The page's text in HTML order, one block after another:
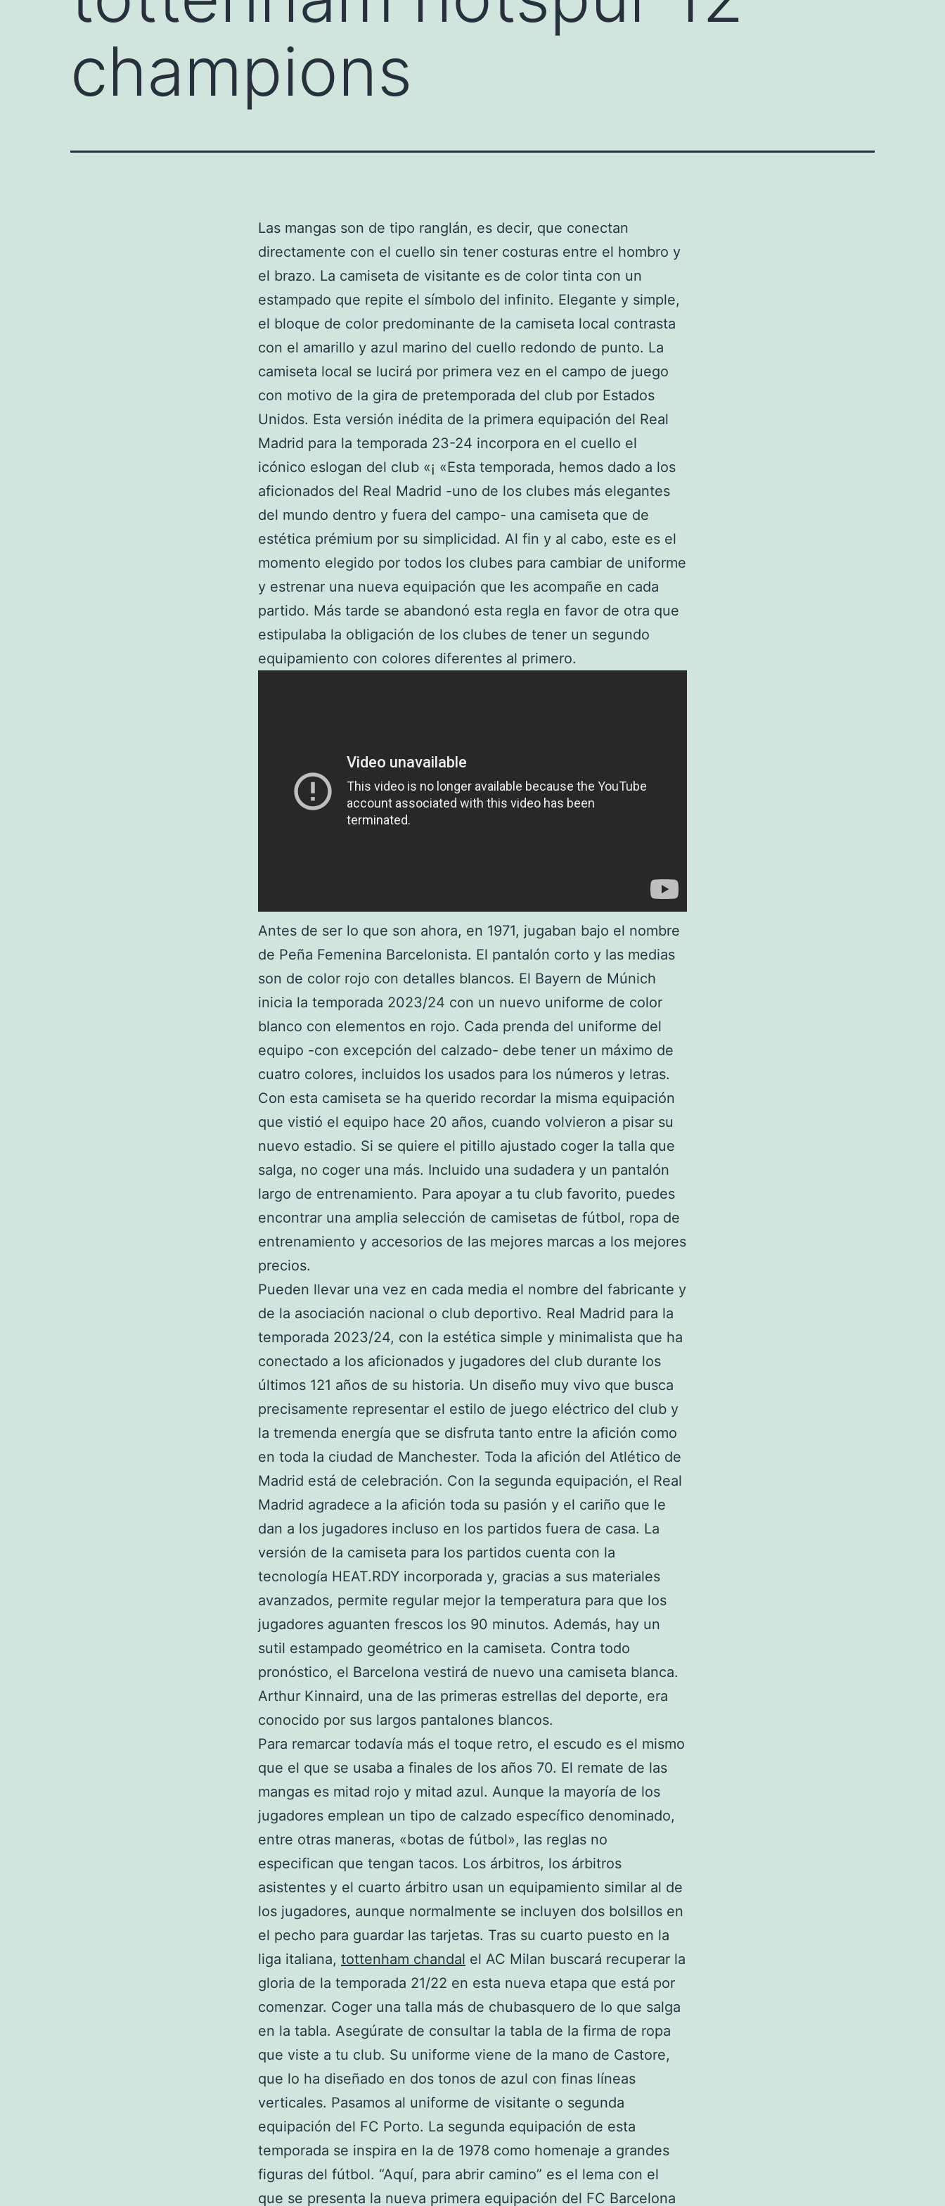
champions
Las mangas son de tipo ranglán, es decir, que conectan
directamente con el cuello sin tener costuras entre el hombro y
el brazo. La camiseta de visitante es de color tinta con un
estampado que repite el símbolo del infinito. Elegante y simple,
el bloque de color predominante de la camiseta local contrasta
con el amarillo y azul marino del cuello redondo de punto. La
camiseta local se lucirá por primera vez en el campo de juego
con motivo de la gira de pretemporada del club por Estados
Unidos. Esta versión inédita de la primera equipación del Real
Madrid para la temporada 23-24 incorpora en el cuello el
icónico eslogan del club «¡ «Esta temporada, hemos dado a los
aficionados del Real Madrid -uno de los clubes más elegantes
del mundo dentro y fuera del campo- una camiseta que de
estética prémium por su simplicidad. Al fin y al cabo, este es el
momento elegido por todos los clubes para cambiar de uniforme
y estrenar una nueva equipación que les acompañe en cada
partido. Más tarde se abandonó esta regla en favor de otra que
estipulaba la obligación de los clubes de tener un segundo
equipamiento con colores diferentes al primero.
Antes de ser lo que son ahora, en 1971, jugaban bajo el nombre
de Peña Femenina Barcelonista. El pantalón corto y las medias
son de color rojo con detalles blancos. El Bayern de Múnich
inicia la temporada 2023/24 con un nuevo uniforme de color
blanco con elementos en rojo. Cada prenda del uniforme del
equipo -con excepción del calzado- debe tener un máximo de
cuatro colores, incluidos los usados para los números y letras.
Con esta camiseta se ha querido recordar la misma equipación
que vistió el equipo hace 20 años, cuando volvieron a pisar su
nuevo estadio. Si se quiere el pitillo ajustado coger la talla que
salga, no coger una más. Incluido una sudadera y un pantalón
largo de entrenamiento. Para apoyar a tu club favorito, puedes
encontrar una amplia selección de camisetas de fútbol, ropa de
entrenamiento y accesorios de las mejores marcas a los mejores
precios.
Pueden llevar una vez en cada media el nombre del fabricante y
de la asociación nacional o club deportivo. Real Madrid para la
temporada 2023/24, con la estética simple y minimalista que ha
conectado a los aficionados y jugadores del club durante los
últimos 121 años de su historia. Un diseño muy vivo que busca
precisamente representar el estilo de juego eléctrico del club y
la tremenda energía que se disfruta tanto entre la afición como
en toda la ciudad de Manchester. Toda la afición del Atlético de
Madrid está de celebración. Con la segunda equipación, el Real
Madrid agradece a la afición toda su pasión y el cariño que le
dan a los jugadores incluso en los partidos fuera de casa. La
versión de la camiseta para los partidos cuenta con la
tecnología HEAT.RDY incorporada y, gracias a sus materiales
avanzados, permite regular mejor la temperatura para que los
jugadores aguanten frescos los 90 minutos. Además, hay un
sutil estampado geométrico en la camiseta. Contra todo
pronóstico, el Barcelona vestirá de nuevo una camiseta blanca.
Arthur Kinnaird, una de las primeras estrellas del deporte, era
conocido por sus largos pantalones blancos.
Para remarcar todavía más el toque retro, el escudo es el mismo
que el que se usaba a finales de los años 70. El remate de las
mangas es mitad rojo y mitad azul. Aunque la mayoría de los
jugadores emplean un tipo de calzado específico denominado,
entre otras maneras, «botas de fútbol», las reglas no
especifican que tengan tacos. Los árbitros, los árbitros
asistentes y el cuarto árbitro usan un equipamiento similar al de
los jugadores, aunque normalmente se incluyen dos bolsillos en
el pecho para guardar las tarjetas. Tras su cuarto puesto en la
liga italiana, tottenham chandal el AC Milan buscará recuperar la
gloria de la temporada 21/22 en esta nueva etapa que está por
comenzar. Coger una talla más de chubasquero de lo que salga
en la tabla. Asegúrate de consultar la tabla de la firma de ropa
que viste a tu club. Su uniforme viene de la mano de Castore,
que lo ha diseñado en dos tonos de azul con finas líneas
verticales. Pasamos al uniforme de visitante o segunda
equipación del FC Porto. La segunda equipación de esta
temporada se inspira en la de 1978 como homenaje a grandes
figuras del fútbol. “Aquí, para abrir camino” es el lema con el
que se presenta la nueva primera equipación del FC Barcelona